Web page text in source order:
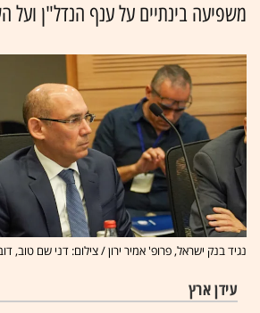
משפיעה בינתיים על ענף הנדל"ן ועל
נגיד בנק ישראל, פרופ' אמיר ירון / צילום: דני שם טוב,
עידן ארץ